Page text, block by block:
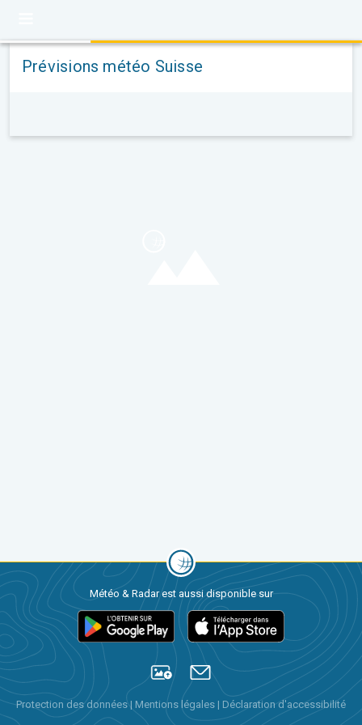
Prévisions météo Suisse
Météo & Radar est aussi disponible sur
Protection des données| Mentions légales | Déclaration d'accessibilité